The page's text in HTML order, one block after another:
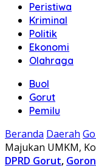
Peristiwa
Kriminal
Politik
Ekonomi
Olahraga
Buol
Gorut
Pemilu
Beranda Daerah
Majukan UMKM,
DPRD Gorut,